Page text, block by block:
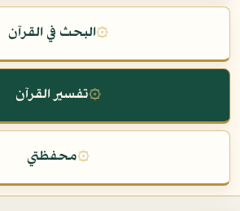
۞البحث في القرآن
۞تفسير القرآن
۞محفظتي